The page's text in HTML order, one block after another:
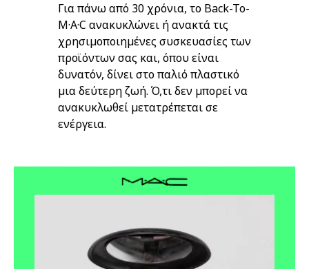
Για πάνω από 30 χρόνια, το Back-To-
M·A·C ανακυκλώνει ή ανακτά τις
χρησιμοποιημένες συσκευασίες των
προϊόντων σας και, όπου είναι
δυνατόν, δίνει στο παλιό πλαστικό
μια δεύτερη ζωή. Ό,τι δεν μπορεί να
ανακυκλωθεί μετατρέπεται σε
ενέργεια.